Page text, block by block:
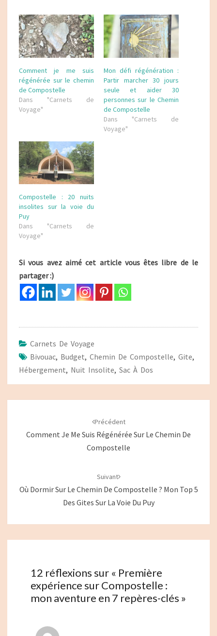
Comment je me suis
régénérée sur le chemin
de Compostelle
Dans "Carnets de
Voyage"
Mon défi régénération :
Partir marcher 30 jours
seule et aider 30
personnes sur le Chemin
de Compostelle
Dans "Carnets de
Voyage"
Compostelle : 20 nuits
insolites sur la voie du
Puy
Dans "Carnets de
Voyage"
Si vous avez aimé cet article vous êtes libre de le
partager :)
Carnets De Voyage
Bivouac, Budget, Chemin De Compostelle, Gite,
Hébergement, Nuit Insolite, Sac À Dos
Précédent
Comment Je Me Suis Régénérée Sur Le Chemin De
Compostelle
Suivant
Où Dormir Sur Le Chemin De Compostelle ? Mon Top 5
Des Gites Sur La Voie Du Puy
12 réflexions sur « Première
expérience sur Compostelle :
mon aventure en 7 repères-clés »